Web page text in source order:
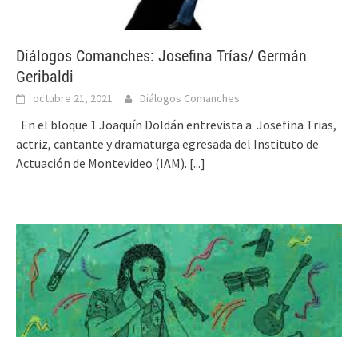
Diálogos Comanches: Josefina Trías/ Germán
Geribaldi
octubre 21, 2021 Diálogos Comanches
En el bloque 1 Joaquín Doldán entrevista a Josefina Trias,
actriz, cantante y dramaturga egresada del Instituto de
Actuación de Montevideo (IAM). [...]